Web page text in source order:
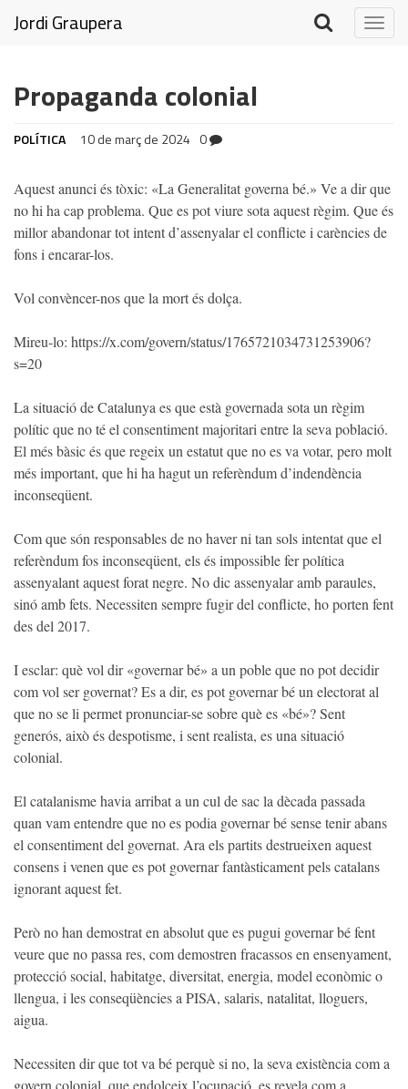
Jordi Graupera
Propaganda colonial
POLÍTICA 10 de març de 2024 0
Aquest anunci és tòxic: «La Generalitat governa bé.» Ve a dir que
no hi ha cap problema. Que es pot viure sota aquest règim. Que és
millor abandonar tot intent d’assenyalar el conflicte i carències de
fons i encarar-los.
Vol convèncer-nos que la mort és dolça.
Mireu-lo: https://x.com/govern/status/1765721034731253906?
s=20
La situació de Catalunya es que està governada sota un règim
polític que no té el consentiment majoritari entre la seva població.
El més bàsic és que regeix un estatut que no es va votar, pero molt
més important, que hi ha hagut un referèndum d’indendència
inconseqüent.
Com que són responsables de no haver ni tan sols intentat que el
referèndum fos inconseqüent, els és impossible fer política
assenyalant aquest forat negre. No dic assenyalar amb paraules,
sinó amb fets. Necessiten sempre fugir del conflicte, ho porten fent
des del 2017.
I esclar: què vol dir «governar bé» a un poble que no pot decidir
com vol ser governat? Es a dir, es pot governar bé un electorat al
que no se li permet pronunciar-se sobre què es «bé»? Sent
generós, això és despotisme, i sent realista, es una situació
colonial.
El catalanisme havia arribat a un cul de sac la dècada passada
quan vam entendre que no es podia governar bé sense tenir abans
el consentiment del governat. Ara els partits destrueixen aquest
consens i venen que es pot governar fantàsticament pels catalans
ignorant aquest fet.
Però no han demostrat en absolut que es pugui governar bé fent
veure que no passa res, com demostren fracassos en ensenyament,
protecció social, habitatge, diversitat, energia, model econòmic o
llengua, i les conseqüències a PISA, salaris, natalitat, lloguers,
aigua.
Necessiten dir que tot va bé perquè si no, la seva existència com a
govern colonial, que endolceix l’ocupació, es revela com a